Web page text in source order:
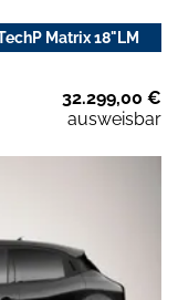
Matrix 18"LM
32.299,00 €
ausweisbar